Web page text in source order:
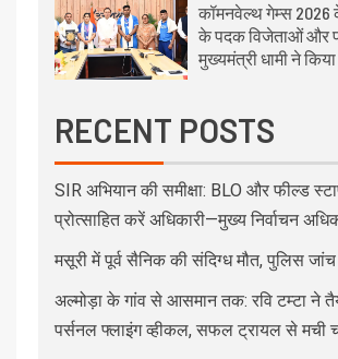
कॉमनवेल्थ गेम्स 2026
के पदक विजेताओं और
मुख्यमंत्री धामी ने
RECENT POSTS
SIR अभियान की समीक्षा: BLO और फील्ड
प्रोत्साहित करें अधिकारी—मुख्य निर्वाचन
मसूरी में पूर्व सैनिक की संदिग्ध मौत, पुलिस
अल्मोड़ा के गांव से आसमान तक: रवि टम्टा ने
पर्सनल फ्लाइंग व्हीकल, सफल ट्रायल से मची